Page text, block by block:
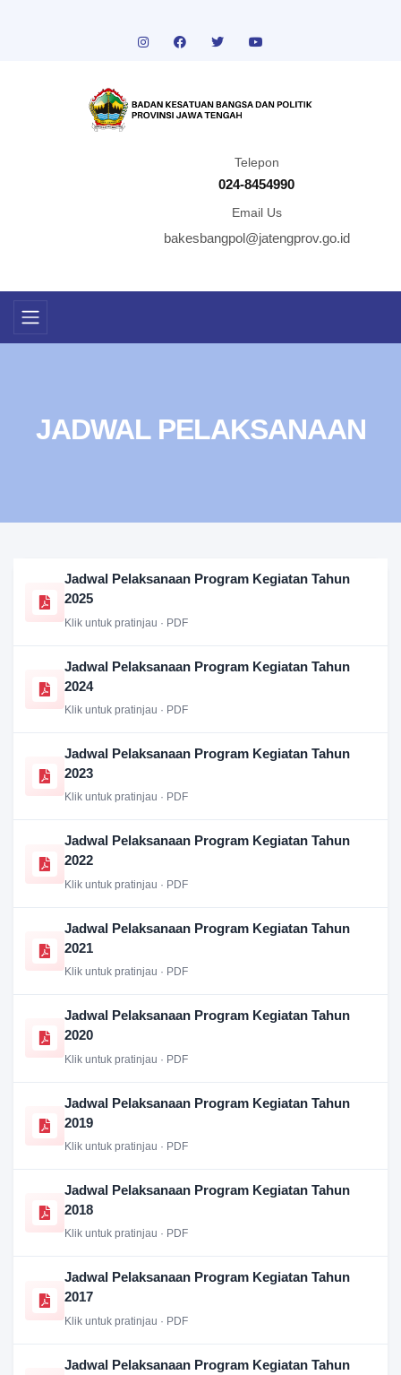
Telepon
024-8454990
Email Us
bakesbangpol@jatengprov.go.id
JADWAL PELAKSANAAN
Jadwal Pelaksanaan Program Kegiatan Tahun
2025
Klik untuk pratinjau · PDF
Jadwal Pelaksanaan Program Kegiatan Tahun
2024
Klik untuk pratinjau · PDF
Jadwal Pelaksanaan Program Kegiatan Tahun
2023
Klik untuk pratinjau · PDF
Jadwal Pelaksanaan Program Kegiatan Tahun
2022
Klik untuk pratinjau · PDF
Jadwal Pelaksanaan Program Kegiatan Tahun
2021
Klik untuk pratinjau · PDF
Jadwal Pelaksanaan Program Kegiatan Tahun
2020
Klik untuk pratinjau · PDF
Jadwal Pelaksanaan Program Kegiatan Tahun
2019
Klik untuk pratinjau · PDF
Jadwal Pelaksanaan Program Kegiatan Tahun
2018
Klik untuk pratinjau · PDF
Jadwal Pelaksanaan Program Kegiatan Tahun
2017
Klik untuk pratinjau · PDF
Jadwal Pelaksanaan Program Kegiatan Tahun